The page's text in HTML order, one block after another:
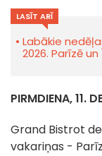
LASĪT ARĪ
Labākie
2026. Parīzē
PIRMDIENA, 11.
Grand Bistrot
vakariņas -